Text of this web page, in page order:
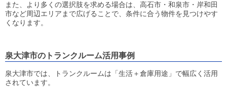
また、より多くの選択肢を求める場合は、高石市・和泉市・岸和田
市など周辺エリアまで広げることで、条件に合う物件を見つけやす
くなります。
泉大津市のトランクルーム活用事例
泉大津市では、トランクルームは「生活＋倉庫用途」で幅広く活用
されています。